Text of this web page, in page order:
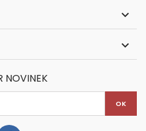


NOVINEK